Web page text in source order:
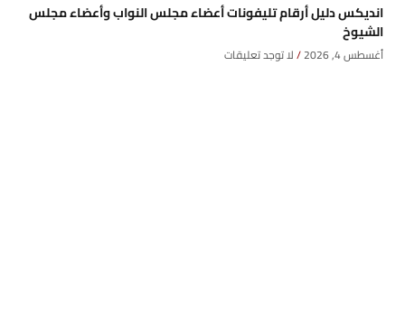
انديكس دليل أرقام تليفونات أعضاء مجلس النواب وأعضاء مجلس
الشيوخ
أغسطس 4, 2026 لا توجد تعليقات